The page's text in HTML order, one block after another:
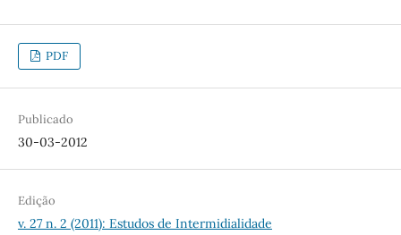
PDF
Publicado
30-03-2012
Edição
v. 27 n. 2 (2011): Estudos de Intermidialidade